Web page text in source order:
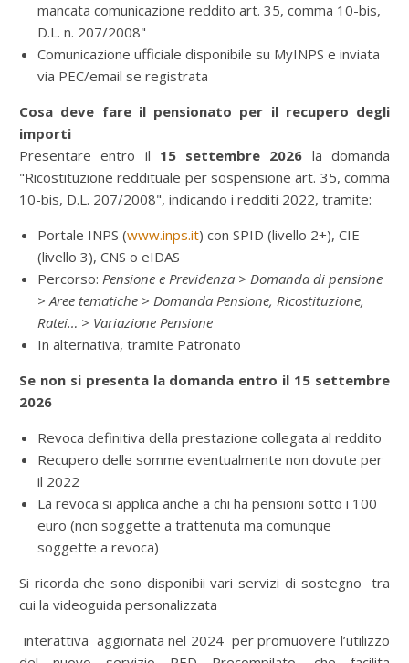
mancata comunicazione reddito art. 35, comma 10-bis,
D.L. n. 207/2008"
Comunicazione ufficiale disponibile su MyINPS e inviata
via PEC/email se registrata
Cosa deve fare il pensionato per il recupero degli
importi
Presentare entro il 15 settembre 2026 la domanda
"Ricostituzione reddituale per sospensione art. 35, comma
10-bis, D.L. 207/2008", indicando i redditi 2022, tramite:
Portale INPS (www.inps.it) con SPID (livello 2+), CIE
(livello 3), CNS o eIDAS
Percorso: Pensione e Previdenza > Domanda di pensione
> Aree tematiche > Domanda Pensione, Ricostituzione,
Ratei… > Variazione Pensione
In alternativa, tramite Patronato
Se non si presenta la domanda entro il 15 settembre
2026
Revoca definitiva della prestazione collegata al reddito
Recupero delle somme eventualmente non dovute per
il 2022
La revoca si applica anche a chi ha pensioni sotto i 100
euro (non soggette a trattenuta ma comunque
soggette a revoca)
Si ricorda che sono disponibii vari servizi di sostegno tra
cui la videoguida personalizzata
interattiva aggiornata nel 2024 per promuovere l’utilizzo